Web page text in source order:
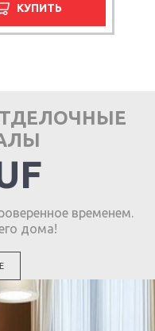
КУПИТЬ
временем.
дома!